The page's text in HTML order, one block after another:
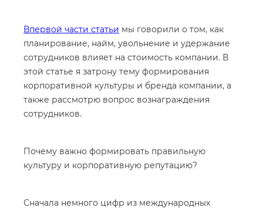
Впервой части статьи мы говорили о том, как
планирование, найм, увольнение и удержание
сотрудников влияет на стоимость компании. В
этой статье я затрону тему формирования
корпоративной культуры и бренда компании, а
также рассмотрю вопрос вознаграждения
сотрудников.
Почему важно формировать правильную
культуру и корпоративную репутацию?
Сначала немного цифр из международных